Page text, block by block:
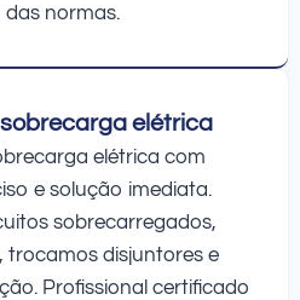
normas.
elétrica
elétrica com
e solução imediata.
sobrecarregados,
trocamos disjuntores e
Profissional certificado